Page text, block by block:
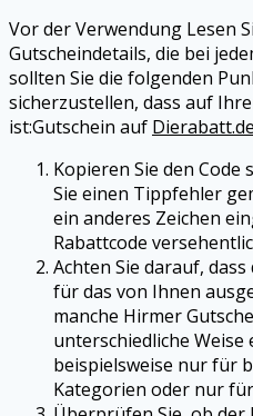
Vor der Verwendung Lesen
Gutscheindetails, die bei
sollten Sie die folgenden
sicherzustellen, dass auf
ist:Gutschein auf Dierabatt.de
Kopieren Sie den
Sie einen Tippfehler
ein anderes Zeichen
Rabattcode
Achten Sie darauf,
für das von Ihnen
manche Hirmer
unterschiedliche
beispielsweise nur für
Kategorien oder nur